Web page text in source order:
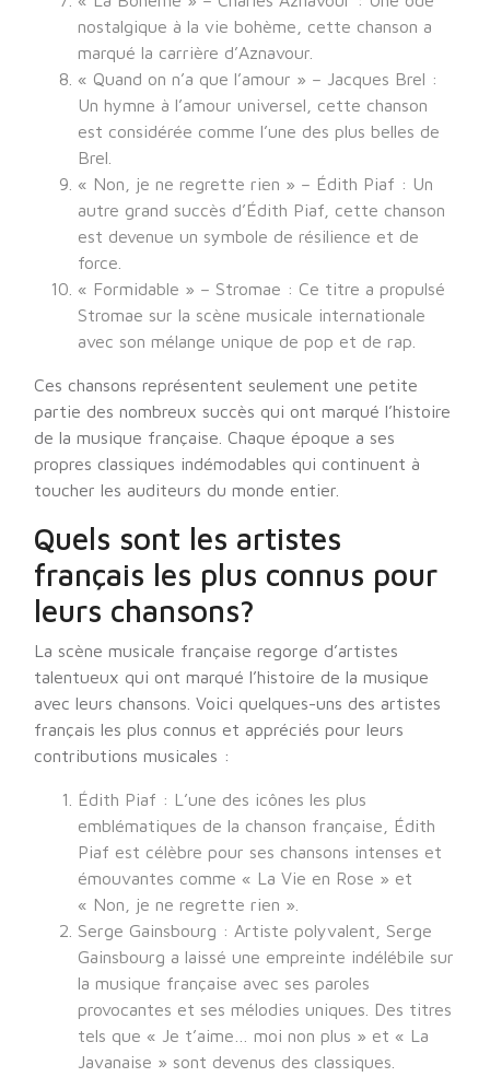
nostalgique à la vie bohème, cette chanson a
marqué la carrière d’Aznavour.
« Quand on n’a que l’amour » – Jacques Brel :
Un hymne à l’amour universel, cette chanson
est considérée comme l’une des plus belles de
Brel.
« Non, je ne regrette rien » – Édith Piaf : Un
autre grand succès d’Édith Piaf, cette chanson
est devenue un symbole de résilience et de
force.
« Formidable » – Stromae : Ce titre a propulsé
Stromae sur la scène musicale internationale
avec son mélange unique de pop et de rap.
Ces chansons représentent seulement une petite
partie des nombreux succès qui ont marqué l’histoire
de la musique française. Chaque époque a ses
propres classiques indémodables qui continuent à
toucher les auditeurs du monde entier.
Quels sont les artistes
français les plus connus pour
leurs chansons?
La scène musicale française regorge d’artistes
talentueux qui ont marqué l’histoire de la musique
avec leurs chansons. Voici quelques-uns des artistes
français les plus connus et appréciés pour leurs
contributions musicales :
Édith Piaf : L’une des icônes les plus
emblématiques de la chanson française, Édith
Piaf est célèbre pour ses chansons intenses et
émouvantes comme « La Vie en Rose » et
« Non, je ne regrette rien ».
Serge Gainsbourg : Artiste polyvalent, Serge
Gainsbourg a laissé une empreinte indélébile sur
la musique française avec ses paroles
provocantes et ses mélodies uniques. Des titres
tels que « Je t’aime… moi non plus » et « La
Javanaise » sont devenus des classiques.